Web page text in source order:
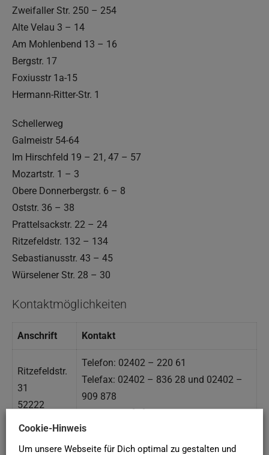
Zweifaller Str. 250 – 254
Alte Velau 3 – 14
Am Mohlenbend 13 – 16
Bergstr. 17
Foxiusstr 1a-15
Hermann-Ritter-Str. 1
Schellerweg
Galmeistr 54-64
Im Hirschfeld 19 – 21, 47 – 57
Mozartstr. 1 – 3
Obere Donnerbergstr. 6 – 8
Oststr. 36 – 38
Prattelsackstr. 22 – 24
Ritzefeldstr. 132 – 134
Sebastianusstr. 43 – 45
Würselener Str. 28 – 30
Kontaktmöglichkeiten
Anschrift Kontakt
Ritzefeldstr.
31
52222
Stolberg
Telefon: 02402 – 220 61
Telefax: 02402 – 836 28 und 02402 –
909 878
E-Mail: info [at] woge-stolberg.de
Web: https://www.woge-stolberg.de/
Cookie-Hinweis
Um unsere Webseite für Dich optimal zu gestalten und